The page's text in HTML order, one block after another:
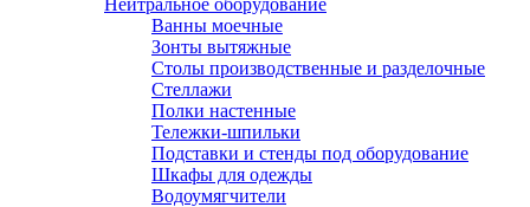
Нейтральное оборудование
Ванны моечные
Зонты вытяжные
Столы производственные и разделочные
Стеллажи
Полки настенные
Тележки-шпильки
Подставки и стенды под оборудование
Шкафы для одежды
Водоумягчители